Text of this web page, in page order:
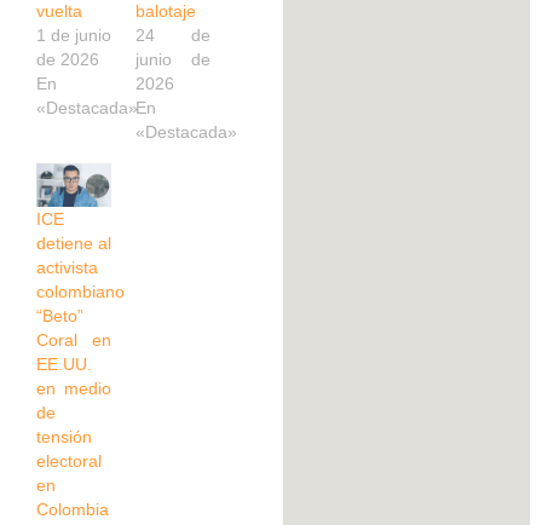
vuelta
1 de junio
de 2026
En
«Destacada»
balotaje
24 de
junio de
2026
En
«Destacada»
ICE
detiene al
activista
colombiano
“Beto”
Coral en
EE.UU.
en medio
de
tensión
electoral
en
Colombia